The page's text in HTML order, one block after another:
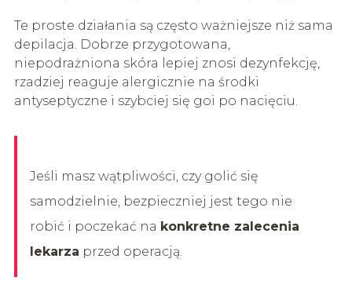
Te proste działania są często ważniejsze niż sama
depilacja. Dobrze przygotowana,
niepodrażniona skóra lepiej znosi dezynfekcję,
rzadziej reaguje alergicznie na środki
antyseptyczne i szybciej się goi po nacięciu.
Jeśli masz wątpliwości, czy golić się
samodzielnie, bezpieczniej jest tego nie
robić i poczekać na konkretne zalecenia
lekarza przed operacją.